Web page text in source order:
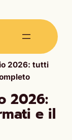
2026: tutti
2026:
e il